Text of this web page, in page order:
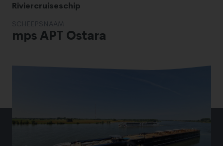
Riviercruiseschip
SCHEEPSNAAM
mps APT Ostara